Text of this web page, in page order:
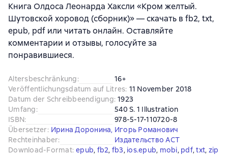
Книга Олдоса Леонарда Хаксли «Кром желтый.
Шутовской хоровод (сборник)» — скачать в fb2, txt,
epub, pdf или читать онлайн. Оставляйте
комментарии и отзывы, голосуйте за
понравившиеся.
Altersbeschränkung:
16+
Veröffentlichungsdatum auf Litres: 11 November 2018
Datum der Schreibbeendigung: 1923
Umfang:
540 S. 1 Illustration
ISBN:
978-5-17-110720-8
Übersetzer: Ирина Доронина, Игорь Романович
Rechteinhaber:
Издательство АСТ
Download-Format: epub, fb2, fb3, ios.epub, mobi, pdf, txt, zip